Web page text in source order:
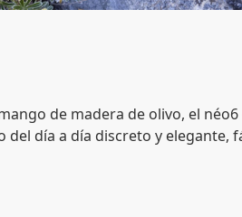
de madera de olivo, el néo6
día a día discreto y elegante,